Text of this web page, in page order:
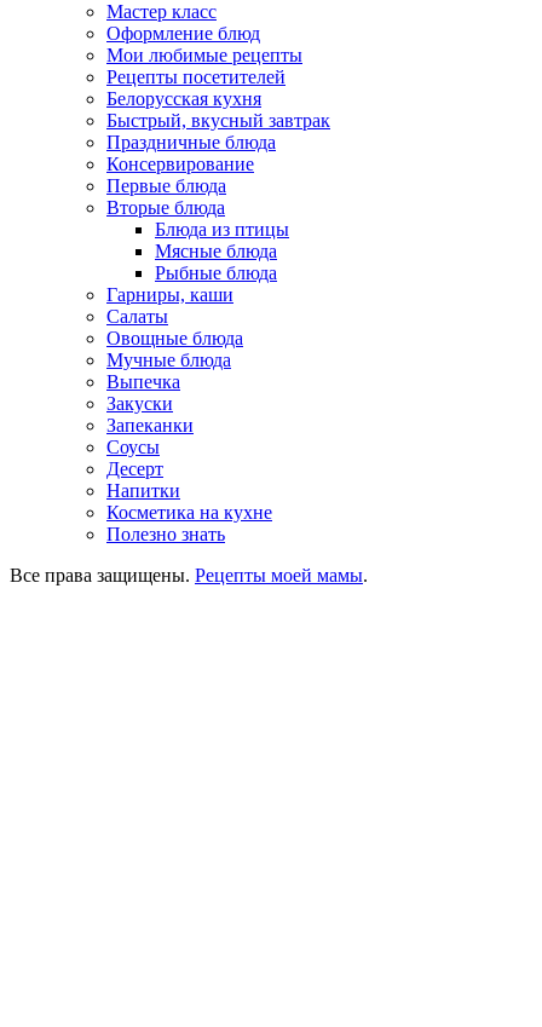
Мастер класс
Оформление блюд
Мои любимые рецепты
Рецепты посетителей
Белорусская кухня
Быстрый, вкусный завтрак
Праздничные блюда
Консервирование
Первые блюда
Вторые блюда
Блюда из птицы
Мясные блюда
Рыбные блюда
Гарниры, каши
Салаты
Овощные блюда
Мучные блюда
Выпечка
Закуски
Запеканки
Соусы
Десерт
Напитки
Косметика на кухне
Полезно знать
Все права защищены. Рецепты моей мамы.